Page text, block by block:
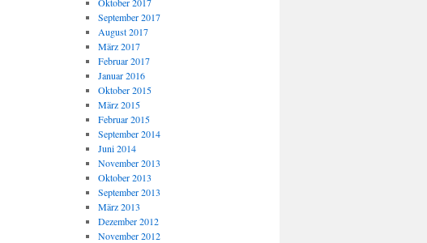
September 2017
August 2017
März 2017
Februar 2017
Januar 2016
Oktober 2015
März 2015
Februar 2015
September 2014
Juni 2014
November 2013
Oktober 2013
September 2013
März 2013
Dezember 2012
November 2012